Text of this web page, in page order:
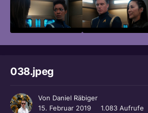
038.jpeg
Von Daniel Räbiger
15. Februar 2019
1.083 Aufrufe